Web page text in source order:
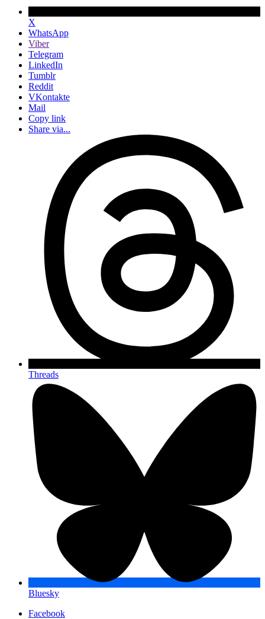
X
WhatsApp
Viber
Telegram
LinkedIn
Tumblr
Reddit
VKontakte
Mail
Copy link
Share via...
Threads
Bluesky
Facebook